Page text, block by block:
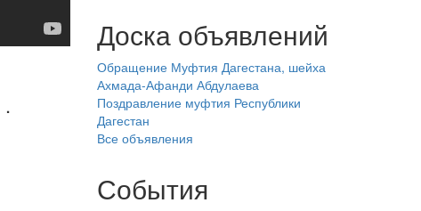
.
Доска объявлений
Обращение Муфтия Дагестана, шейха
Ахмада-Афанди Абдулаева
Поздравление муфтия Республики
Дагестан
Все объявления
События